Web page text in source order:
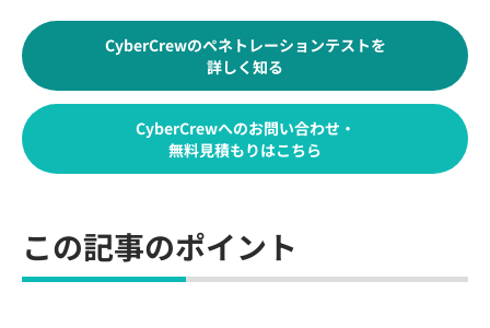
CyberCrewのペネトレーションテストを
詳しく知る
CyberCrewへのお問い合わせ・
無料見積もりはこちら
この記事のポイント